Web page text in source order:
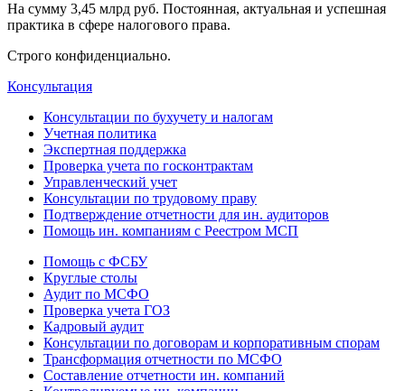
На сумму 3,45 млрд руб. Постоянная, актуальная и успешная
практика в сфере налогового права.
Строго конфиденциально.
Консультация
Консультации по бухучету и налогам
Учетная политика
Экспертная поддержка
Проверка учета по госконтрактам
Управленческий учет
Консультации по трудовому праву
Подтверждение отчетности для ин. аудиторов
Помощь ин. компаниям с Реестром МСП
Помощь с ФСБУ
Круглые столы
Аудит по МСФО
Проверка учета ГОЗ
Кадровый аудит
Консультации по договорам и корпоративным спорам
Трансформация отчетности по МСФО
Составление отчетности ин. компаний